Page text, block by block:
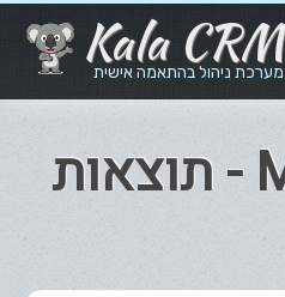
Kala CRM
מערכת ניהול בהתאמה אישית
MG LDRGL - תוצאות